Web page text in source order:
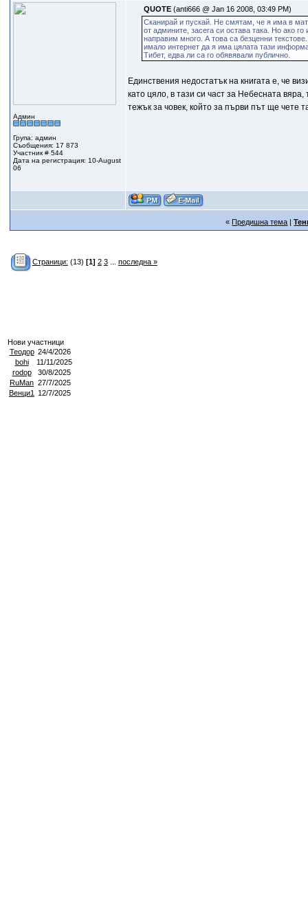
Админ
Група: админ
Съобщения: 17 873
Участник # 544
Дата на регистрация: 10-August
06
QUOTE (anti666 @ Jan 16 2008, 03:49 PM)
Сканирай и пускай. Не смятам, че я има в
от админите, засега си остава така. Но ако
направим много. А това са безценни
имало интернет да я има цялата тази
Тибет, едва ли са го обявявали публично.
Единствения недостатък на книгата е, че
като цяло, в тази си част за Небесната
тежък за човек, който за първи път ще чете
«Предишна тема |
Страници: (13) [1] 2 3... последна »
Нови участници
Теодор 24/4/2026
bohi
11/11/2025
rodop
30/8/2025
RuMan 27/7/2025
Венци1
12/7/2025